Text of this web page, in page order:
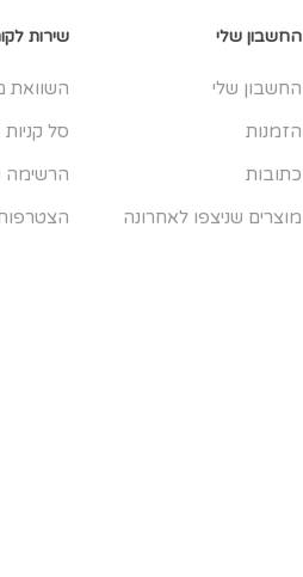
החשבון שלי
החשבון שלי
הזמנות
כתובות
מוצרים שניצפו לאחרונה
שירות
השוואת
סל קניות
הרשימה